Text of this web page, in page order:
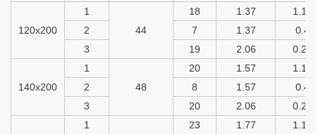
120х200
1
44
18 1.37
1.15
2
7 1.37
0.4
3
19 2.06 0.26
140х200
1
48
20 1.57
1.15
2
8 1.57
0.4
3
20 2.06 0.26
1
23 1.77
1.15